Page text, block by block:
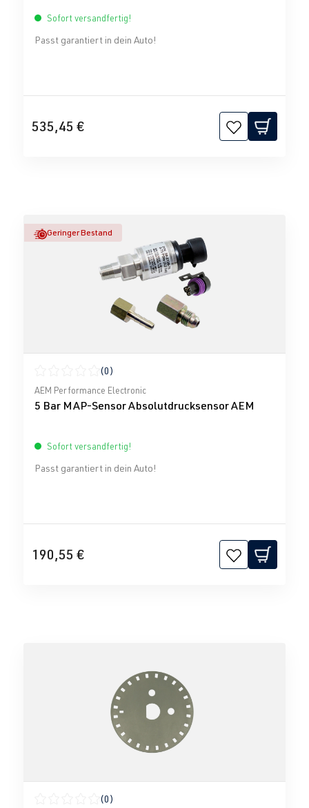
Sofort versandfertig!
Passt garantiert in dein Auto!
535,45 €
Geringer Bestand
Durchschnittliche Bewertung von 0 von 5 Sternen
(0)
AEM Performance Electronic
5 Bar MAP-Sensor Absolutdrucksensor AEM
Sofort versandfertig!
Passt garantiert in dein Auto!
190,55 €
(0)